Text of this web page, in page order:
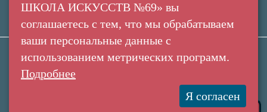
пр. Ленина, 137/2
Создание сайта:
МАУДО "Детская Школа Искусств №69" © 2010-
ШКОЛА ИСКУССТВ №69» вы
соглашаетесь с тем, что мы обрабатываем
ваши персональные данные с
использованием метрических программ.
Подробнее
Я согласен